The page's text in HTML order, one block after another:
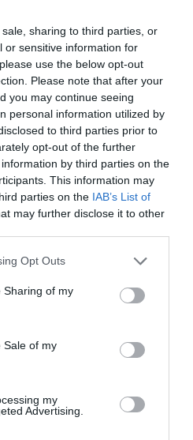
sharing to third parties, or
or sensitive information for
use the below opt-out
Please note that after your
you may continue seeing
personal information utilized by
to third parties prior to
opt-out of the further
by third parties on the
This information may
parties on the IAB’s List of
may further disclose it to other
app uses one or more Google
behaviour. You may click to
and its third-party tags to
purposes in below Google
Opt Outs
Sharing of my
Sale of my
my
Advertising.
της Ελλάδας
για τις φυσικές